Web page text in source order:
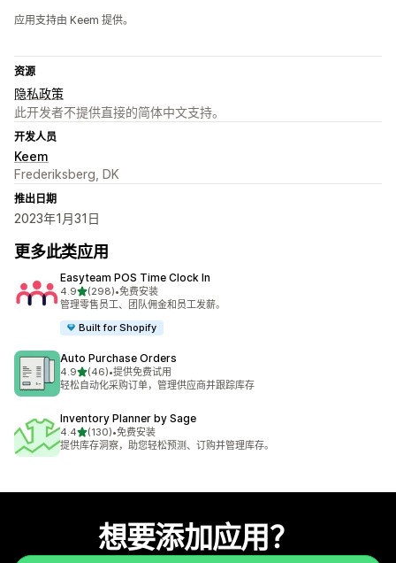
应用支持由 Keem 提供。
资源
隐私政策
此开发者不提供直接的简体中文支持。
开发人员
Keem
Frederiksberg, DK
推出日期
2023年1月31日
更多此类应用
Easyteam POS Time Clock In
4.9星（满分 5 星）
(298)
总共 298 条评论
•免费安装
管理零售员工、团队佣金和员工发薪。
Built for Shopify
Auto Purchase Orders
4.9星（满分 5 星）
(46)
总共 46 条评论
•提供免费试用
轻松自动化采购订单，管理供应商并跟踪库存
Inventory Planner by Sage
4.4星（满分 5 星）
(130)
总共 130 条评论
•免费安装
提供库存洞察，助您轻松预测、订购并管理库存。
想要添加应用？